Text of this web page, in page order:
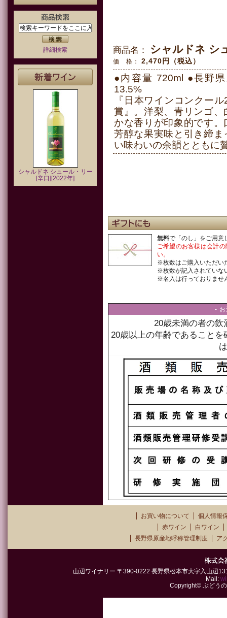
詳細検索
シャルドネ シュール・リー
[辛口][2022年]
商品名： シャルドネ シ
価 格： 2,470円（税込）
●内容量 720ml ●長野
13.5%
『日本ワインコンクー
賞』。洋梨、青リンゴ
かな香りが印象的です
芳醇な果実味と引き締
い味わいの余韻とともに
無料で「のし」をご用意
ご希望のお客様は会計
い。
※枚数はご購入いただい
※枚数が記入されていな
※名入は行っておりませ
- お
20歳未満の者の飲
20歳以上の年齢であること
お買い物について
個人情報
赤ワイン
白ワイン
長野県原産地呼称管理制度
ア
山辺ワイナリー 〒390-0222 長野県松本市大字入山辺
Mail:
Copyright© ぶどう